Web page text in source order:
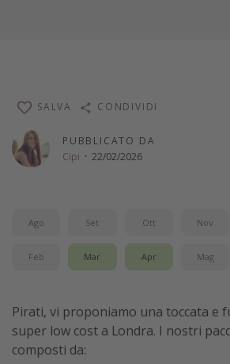
PUBBLICATO DA
Cipi · 22/02/2026
SALVA CONDIVIDI
Ago Set Ott Nov
Feb Mar Apr Mag
Pirati, vi proponiamo una toccata e
super low cost a Londra. I nostri
composti da: